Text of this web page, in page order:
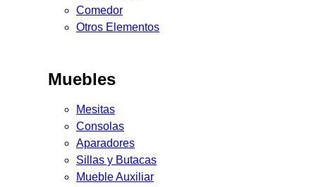
Comedor
Otros Elementos
Muebles
Mesitas
Consolas
Aparadores
Sillas y Butacas
Mueble Auxiliar